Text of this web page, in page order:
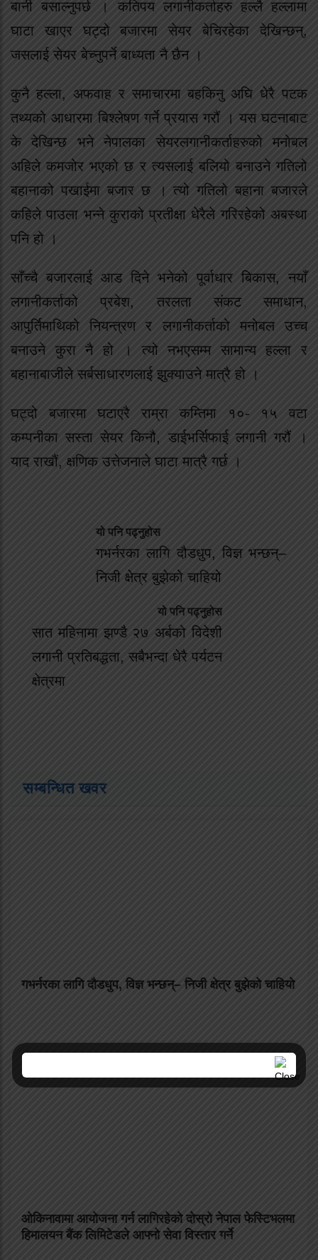
बानी बसाल्नुपर्छ । कतिपय लगानीकर्ताहरु हल्लै हल्लामा
घाटा खाएर घट्दो बजारमा सेयर बेचिरहेका देखिन्छन्,
जसलाई सेयर बेच्नुपर्ने बाध्यता नै छैन ।
कुनै हल्ला, अफवाह र समाचारमा बहकिनु अघि धेरै पटक
तथ्यको आधारमा बिश्लेषण गर्ने प्रयास गरौं । यस घटनाबाट
के देखिन्छ भने नेपालका सेयरलगानीकर्ताहरुको मनोबल
अहिले कमजोर भएको छ र त्यसलाई बलियो बनाउने गतिलो
बहानाको पखाईमा बजार छ । त्यो गतिलो बहाना बजारले
कहिले पाउला भन्ने कुराको प्रतीक्षा धेरैले गरिरहेको अबस्था
पनि हो ।
साँच्चै बजारलाई आड दिने भनेको पूर्वाधार बिकास, नयाँ
लगानीकर्ताको प्रबेश, तरलता संकट समाधान,
आपुर्तिमाथिको नियन्त्रण र लगानीकर्ताको मनोबल उच्च
बनाउने कुरा नै हो । त्यो नभएसम्म सामान्य हल्ला र
बहानाबाजीले सर्बसाधारणलाई झुक्याउने मात्रै हो ।
घट्दो बजारमा घटाएरै राम्रा कम्तिमा १०- १५ वटा
कम्पनीका सस्ता सेयर किनौ, डाईभर्सिफाई लगानी गरौं ।
याद राखौं, क्षणिक उत्तेजनाले घाटा मात्रै गर्छ ।
यो पनि पढ्नुहोस
गभर्नरका लागि दौडधुप, विज्ञ भन्छन्–
निजी क्षेत्र बुझेको चाहियो
यो पनि पढ्नुहोस
सात महिनामा झण्डै २७ अर्बको विदेशी
लगानी प्रतिबद्धता, सबैभन्दा धेरै पर्यटन
क्षेत्रमा
सम्बन्धित खवर
गभर्नरका लागि दौडधुप, विज्ञ भन्छन्– निजी क्षेत्र बुझेको चाहियो
ओकिनावामा आयोजना गर्न लागिरहेको दोस्रो नेपाल फेस्टिभलमा
हिमालयन बैंक लिमिटेडले आफ्नो सेवा विस्तार गर्ने